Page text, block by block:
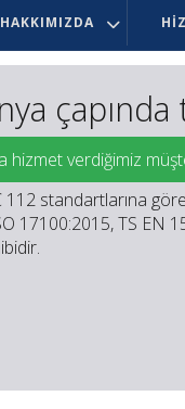
HAKKIMIZDA
en
puan aldık.
Tercüme’yi
özen